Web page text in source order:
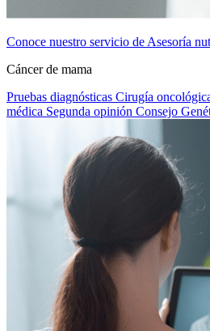
Conoce nuestro servicio de Asesoría
Cáncer de mama
Pruebas diagnósticas Cirugía
médica Segunda opinión Consejo